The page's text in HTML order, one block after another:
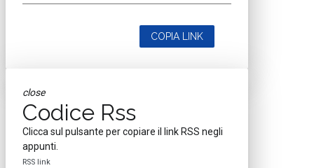
COPIA LINK
close
Codice Rss
Clicca sul pulsante per copiare il link RSS negli
appunti.
RSS link